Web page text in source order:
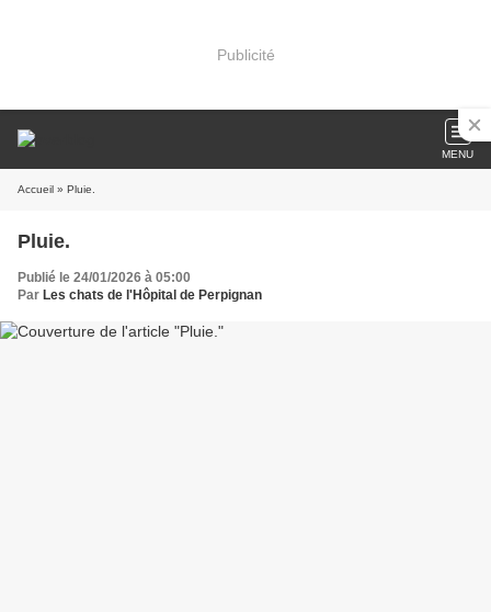
Publicité
MENU
Accueil » Pluie.
Pluie.
Publié le 24/01/2026 à 05:00
Par Les chats de l'Hôpital de Perpignan